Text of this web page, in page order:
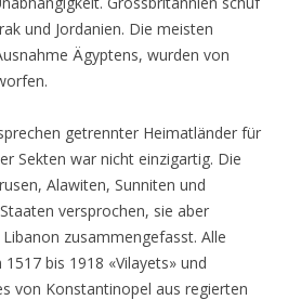
und Jordanien. Die meisten
Ägyptens, wurden von
getrennter Heimatländer für
Sekten war nicht einzigartig. Die
Alawiten, Sunniten und
versprochen, sie aber
zusammengefasst. Alle
bis 1918 «Vilayets» und
von Konstantinopel aus regierten